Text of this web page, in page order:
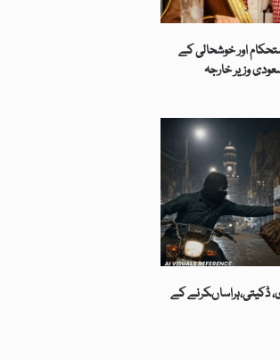
اور خوشحالی کے
وزیر خارجہ
ڈکیتی،ہراساںکرنے کے